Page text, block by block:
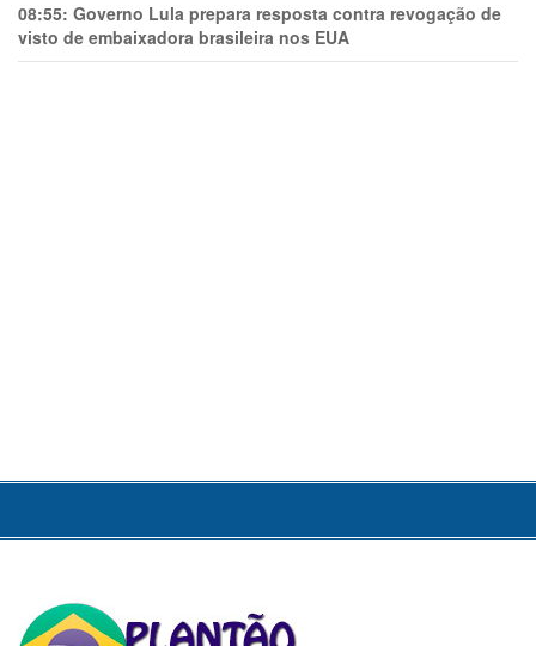
08:55: Governo Lula prepara resposta contra revogação de
visto de embaixadora brasileira nos EUA